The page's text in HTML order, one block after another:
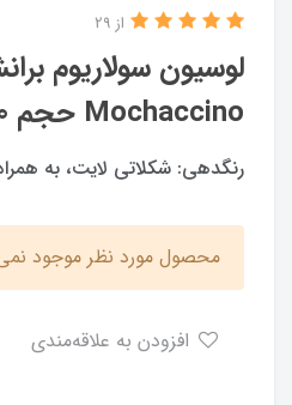
لوسیون سولاریوم
Mochaccino حجم 400 میل
از 29
رنگدهی: شکلاتی لایت، به
محصول مورد نظر موجود